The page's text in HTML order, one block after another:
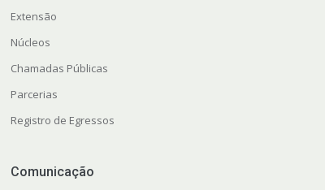
Extensão
Núcleos
Chamadas Públicas
Parcerias
Registro de Egressos
Comunicação